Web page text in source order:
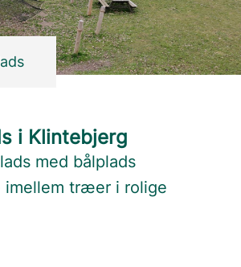
i Klintebjerg
med bålplads
imellem træer i rolige